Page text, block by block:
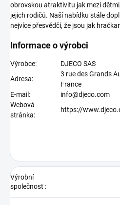
obrovskou atraktivitu jak mezi
jejich rodičů. Naší nabídku stále
nejvíce přesvědčí, že jsou jak
Informace o výrobci
Výrobce:
DJECO SAS
Adresa:
3 rue des Grands
France
E-mail:
info@djeco.com
Webová
stránka:
https://
Výrobní
společnost :